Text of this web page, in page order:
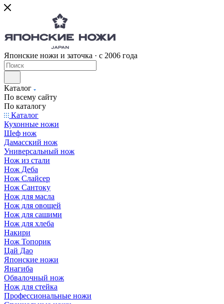
Японские ножи и заточка · с 2006 года
Каталог
По всему сайту
По каталогу
Каталог
Кухонные ножи
Шеф нож
Дамасский нож
Универсальный нож
Нож из стали
Нож Деба
Нож Слайсер
Нож Сантоку
Нож для масла
Нож для овощей
Нож для сашими
Нож для хлеба
Накири
Нож Топорик
Цай Дао
Японские ножи
Янагиба
Обвалочный нож
Нож для стейка
Профессиональные ножи